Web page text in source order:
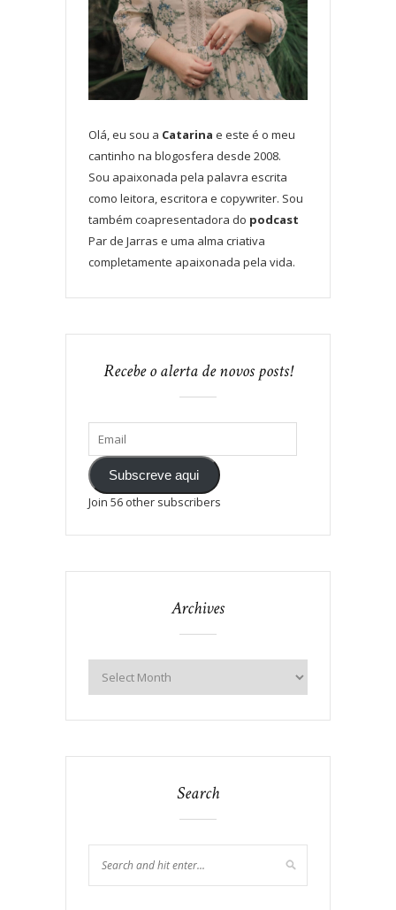
Olá, eu sou a Catarina e este é o meu
cantinho na blogosfera desde 2008.
Sou apaixonada pela palavra escrita
como leitora, escritora e copywriter. Sou
também coapresentadora do podcast
Par de Jarras e uma alma criativa
completamente apaixonada pela vida.
Recebe o alerta de novos posts!
Subscreve aqui
Join 56 other subscribers
Archives
Search